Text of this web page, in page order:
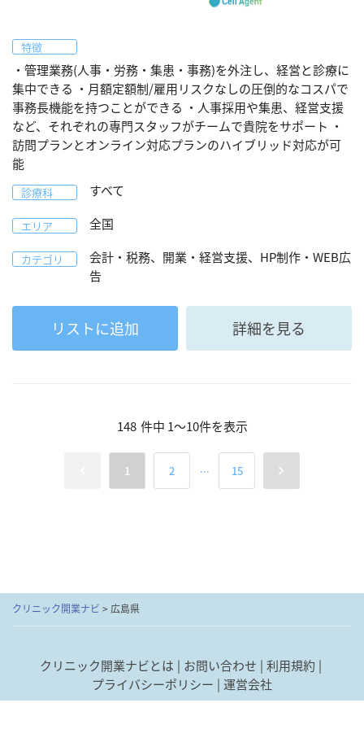
特徴
・管理業務(人事・労務・集患・事務)を外注し、経営と診療に
集中できる ・月額定額制/雇用リスクなしの圧倒的なコスパで
事務長機能を持つことができる ・人事採用や集患、経営支援
など、それぞれの専門スタッフがチームで貴院をサポート ・
訪問プランとオンライン対応プランのハイブリッド対応が可
能
診療科 すべて
エリア 全国
カテゴリ
会計・税務、開業・経営支援、HP制作・WEB広
告
リストに追加 詳細を見る
148 件中 1～10件を表示
1 2 ... 15
クリニック開業ナビ >広島県
クリニック開業ナビとは お問い合わせ 利用規約
プライバシーポリシー 運営会社